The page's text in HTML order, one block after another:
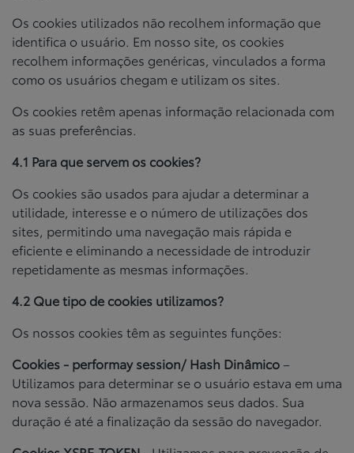
Os cookies utilizados não recolhem informação que
identifica o usuário. Em nosso site, os cookies
recolhem informações genéricas, vinculados a forma
como os usuários chegam e utilizam os sites.
Os cookies retêm apenas informação relacionada com
as suas preferências.
4.1 Para que servem os cookies?
Os cookies são usados para ajudar a determinar a
utilidade, interesse e o número de utilizações dos
sites, permitindo uma navegação mais rápida e
eficiente e eliminando a necessidade de introduzir
repetidamente as mesmas informações.
4.2 Que tipo de cookies utilizamos?
Os nossos cookies têm as seguintes funções:
Cookies - performay session/ Hash Dinâmico –
Utilizamos para determinar se o usuário estava em uma
nova sessão. Não armazenamos seus dados. Sua
duração é até a finalização da sessão do navegador.